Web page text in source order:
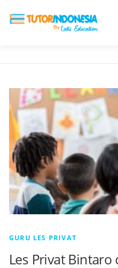
BIAYA LES
BLOG DAFTAR
GURU LES PRIVAT
Les Privat